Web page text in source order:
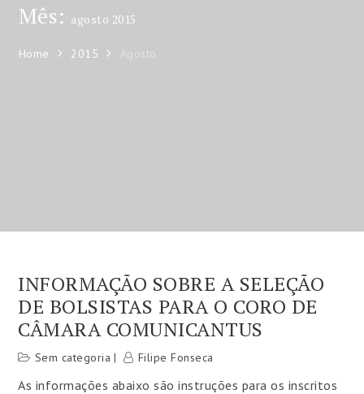
Mês: agosto 2015
Home 2015 Agosto
INFORMAÇÃO SOBRE A SELEÇÃO
DE BOLSISTAS PARA O CORO DE
CÂMARA COMUNICANTUS
Sem categoria Filipe Fonseca
As informações abaixo são instruções para os inscritos